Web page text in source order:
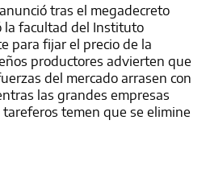
tras el megadecreto
la facultad del Instituto
para fijar el precio de la
productores advierten que
del mercado arrasen con
las grandes empresas
temen que se elimine